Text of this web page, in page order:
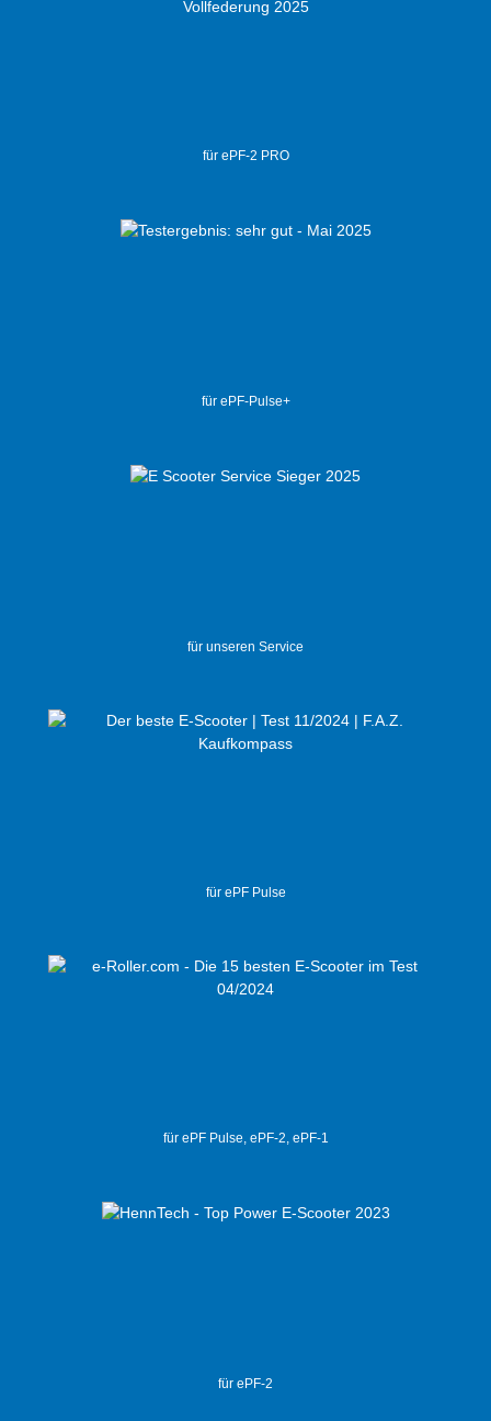
für ePF-2 PRO
für ePF-Pulse+
für unseren Service
für ePF Pulse
für ePF Pulse, ePF-2, ePF-1
für ePF-2